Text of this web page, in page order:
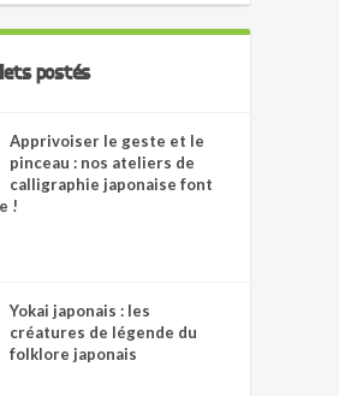
postés
Apprivoiser le geste et le
pinceau : nos ateliers de
calligraphie japonaise font
!
Yokai japonais : les
créatures de légende du
folklore japonais